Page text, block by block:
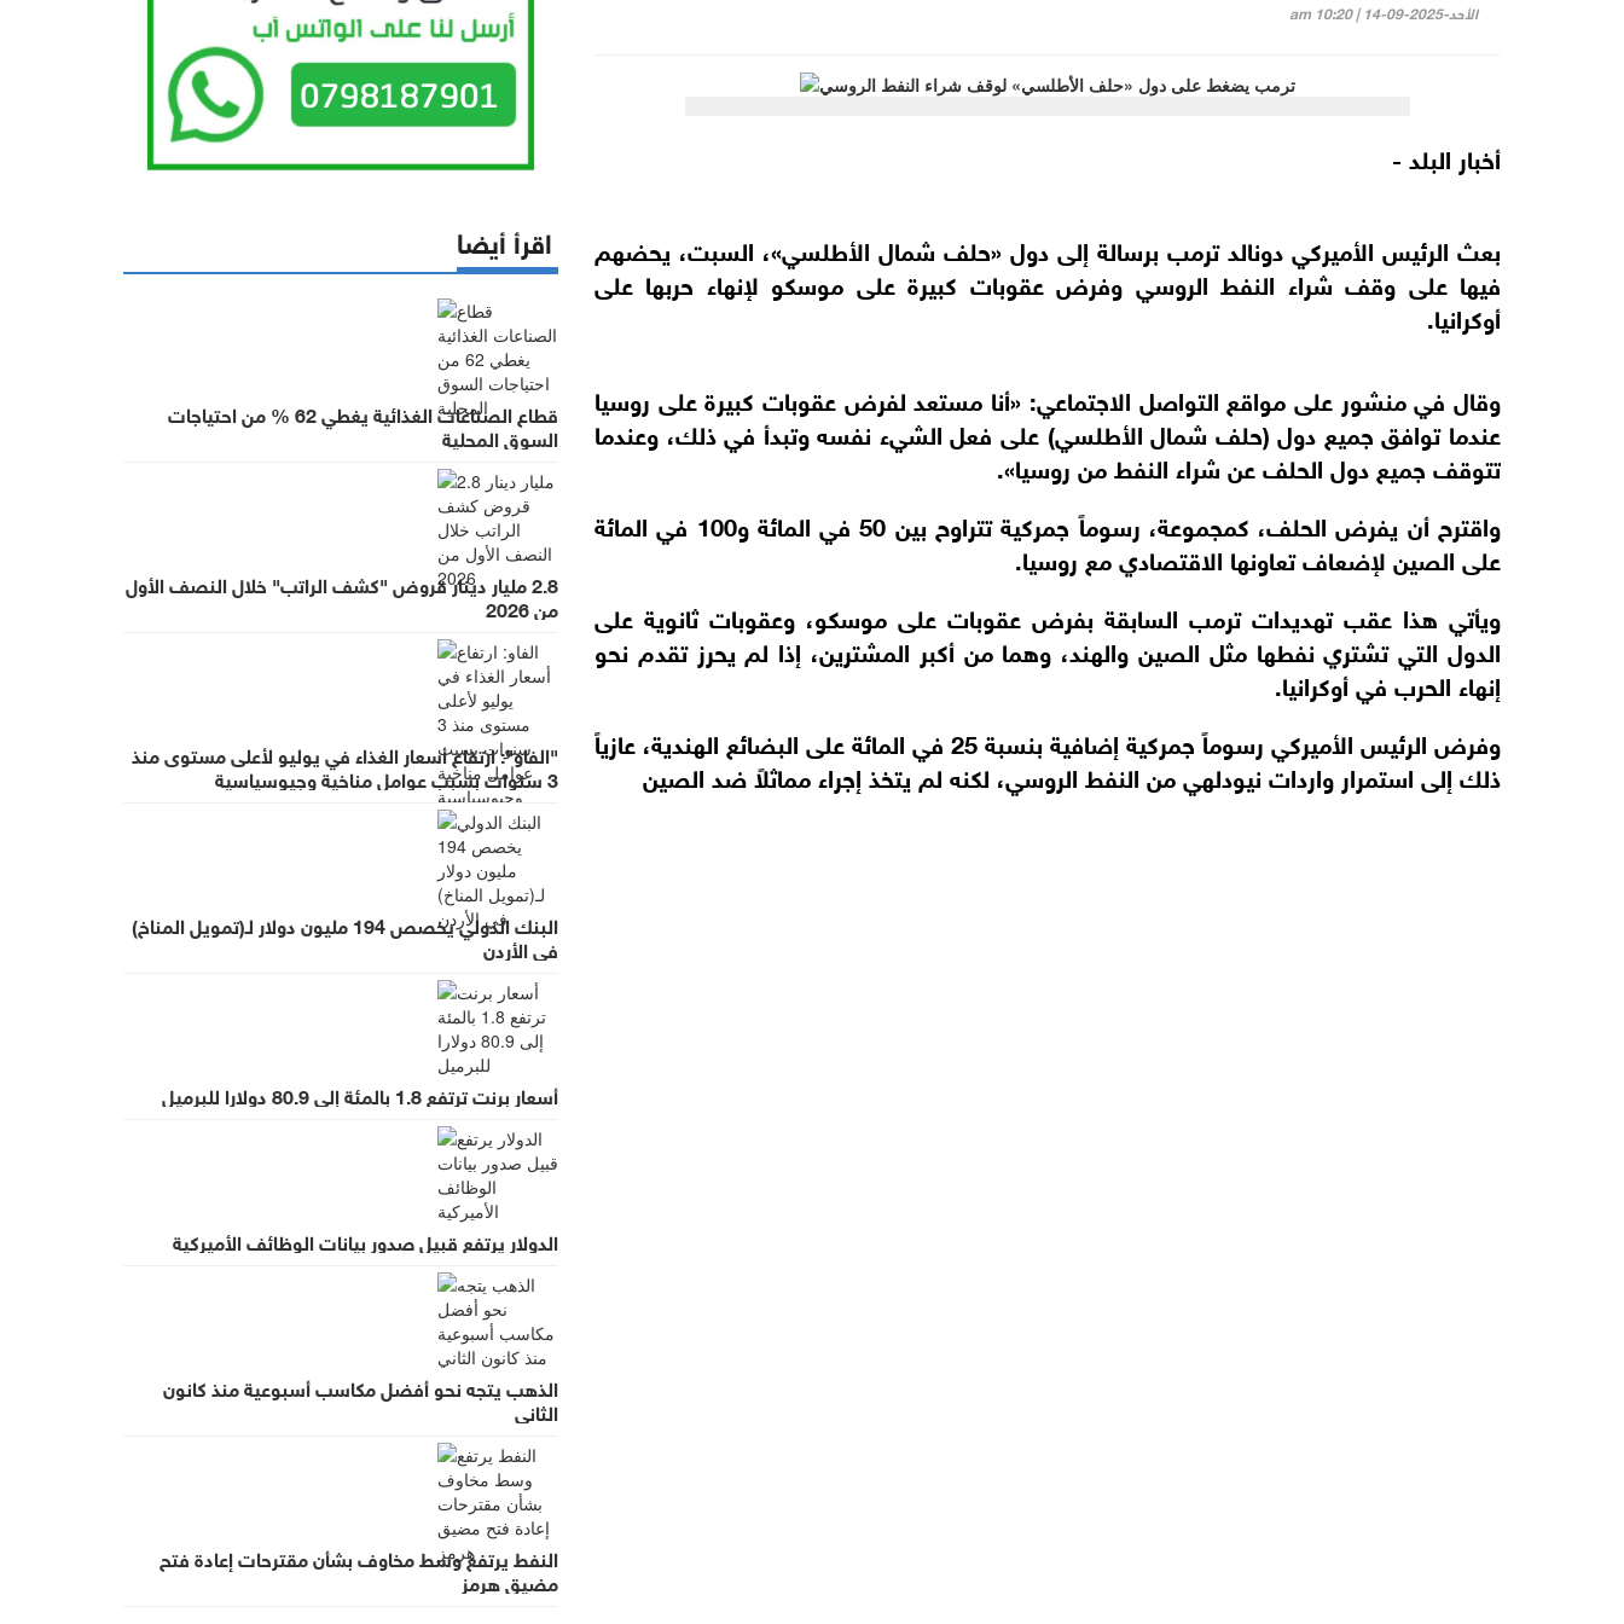
الأحد-2025-09-14 | 10:20 am
أخبار البلد -
بعث الرئيس الأميركي دونالد ترمب برسالة إلى دول «حلف شمال الأطلسي»، السبت، يحضهم
فيها على وقف شراء النفط الروسي وفرض عقوبات كبيرة على موسكو لإنهاء حربها على
أوكرانيا.
وقال في منشور على مواقع التواصل الاجتماعي: «أنا مستعد لفرض عقوبات كبيرة على روسيا
عندما توافق جميع دول (حلف شمال الأطلسي) على فعل الشيء نفسه وتبدأ في ذلك، وعندما
تتوقف جميع دول الحلف عن شراء النفط من روسيا».
واقترح أن يفرض الحلف، كمجموعة، رسوماً جمركية تتراوح بين 50 في المائة و100 في المائة
على الصين لإضعاف تعاونها الاقتصادي مع روسيا.
ويأتي هذا عقب تهديدات ترمب السابقة بفرض عقوبات على موسكو، وعقوبات ثانوية على
الدول التي تشتري نفطها مثل الصين والهند، وهما من أكبر المشترين، إذا لم يحرز تقدم نحو
إنهاء الحرب في أوكرانيا.
وفرض الرئيس الأميركي رسوماً جمركية إضافية بنسبة 25 في المائة على البضائع الهندية، عازياً
ذلك إلى استمرار واردات نيودلهي من النفط الروسي، لكنه لم يتخذ إجراء مماثلاً ضد الصين
اقرأ أيضا
قطاع الصناعات الغذائية يغطي 62 % من احتياجات
السوق المحلية
2.8 مليار دينار قروض "كشف الراتب" خلال النصف الأول
من 2026
"الفاو": ارتفاع أسعار الغذاء في يوليو لأعلى مستوى منذ
3 سنوات بسبب عوامل مناخية وجيوسياسية
البنك الدولي يخصص 194 مليون دولار لـ(تمويل المناخ)
في الأردن
أسعار برنت ترتفع 1.8 بالمئة إلى 80.9 دولارا للبرميل
الدولار يرتفع قبيل صدور بيانات الوظائف الأميركية
الذهب يتجه نحو أفضل مكاسب أسبوعية منذ كانون
الثاني
النفط يرتفع وسط مخاوف بشأن مقترحات إعادة فتح
مضيق هرمز